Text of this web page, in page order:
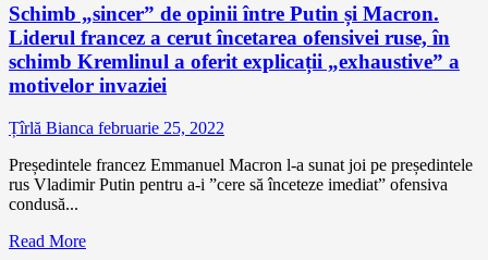
Schimb „sincer” de opinii între Putin și Macron.
Liderul francez a cerut încetarea ofensivei ruse, în
schimb Kremlinul a oferit explicații „exhaustive” a
motivelor invaziei
Țîrlă Bianca februarie 25, 2022
Președintele francez Emmanuel Macron l-a sunat joi pe președintele
rus Vladimir Putin pentru a-i ”cere să înceteze imediat” ofensiva
condusă...
Read More